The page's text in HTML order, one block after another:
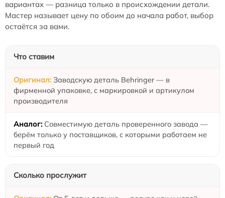
вариантах — разница только в происхождении детали.
Мастер называет цену по обоим до начала работ, выбор
остаётся за вами.
Что ставим
Заводскую деталь Behringer — в
фирменной упаковке, с маркировкой и артикулом
производителя
Совместимую деталь проверенного завода —
берём только у поставщиков, с которыми работаем не
первый год
Сколько прослужит